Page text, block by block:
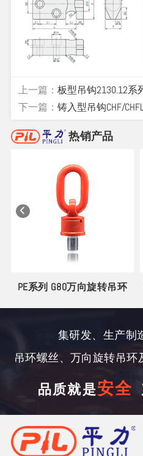
上一篇：板型吊钩2130.12系
下一篇：铸入型吊钩CHF/
热销产品
PE系列 G80万向旋转吊环
集研发、生产制
吊环螺丝、万向旋转吊环
品质就是安全